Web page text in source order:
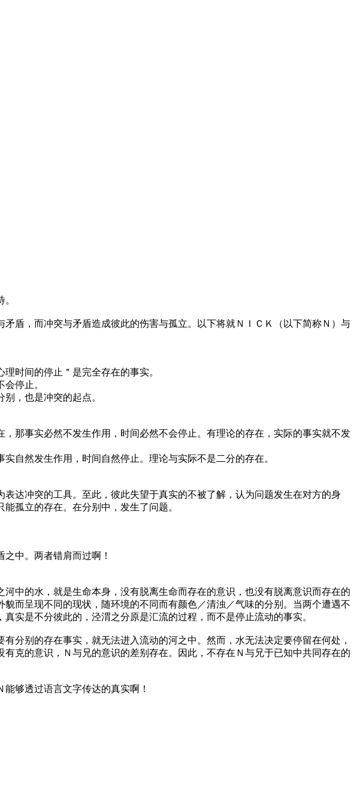
盾，而冲突与矛盾造成彼此的伤害与孤立。以下将就ＮＩＣＫ（以下简称Ｎ）与
时间的停止＂是完全存在的事实。
停止。
，也是冲突的起点。
那事实必然不发生作用，时间必然不会停止。有理论的存在，实际的事实就不发
自然发生作用，时间自然停止。理论与实际不是二分的存在。
达冲突的工具。至此，彼此失望于真实的不被了解，认为问题发生在对方的身
孤立的存在。在分别中，发生了问题。
中。两者错肩而过啊！
中的水，就是生命本身，没有脱离生命而存在的意识，也没有脱离意识而存在的
而呈现不同的现状，随环境的不同而有颜色／清浊／气味的分别。当两个遭遇不
实是不分彼此的，泾渭之分原是汇流的过程，而不是停止流动的事实。
分别的存在事实，就无法进入流动的河之中。然而，水无法决定要停留在何处，
克的意识，Ｎ与兄的意识的差别存在。因此，不存在Ｎ与兄于已知中共同存在的
够透过语言文字传达的真实啊！